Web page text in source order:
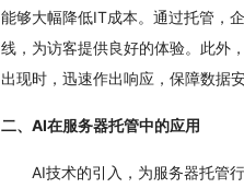
能够大幅降低IT成本。通过托管，
线，为访客提供良好的体验。此外
出现时，迅速作出响应，保障数据安
二、AI在服务器托管中的应用
AI技术的引入，为服务器托管